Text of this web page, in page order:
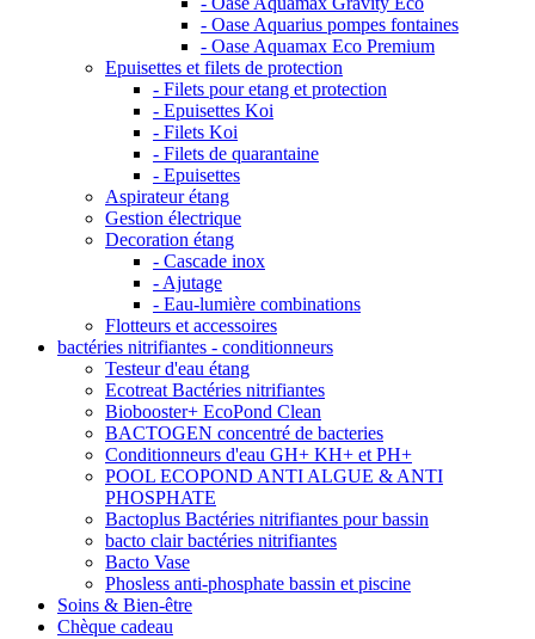
- Oase Aquarius pompes fontaines
- Oase Aquamax Eco Premium
Epuisettes et filets de protection
- Filets pour etang et protection
- Epuisettes Koi
- Filets Koi
- Filets de quarantaine
- Epuisettes
Aspirateur étang
Gestion électrique
Decoration étang
- Cascade inox
- Ajutage
- Eau-lumière combinations
Flotteurs et accessoires
bactéries nitrifiantes - conditionneurs
Testeur d'eau étang
Ecotreat Bactéries nitrifiantes
Biobooster+ EcoPond Clean
BACTOGEN concentré de bacteries
Conditionneurs d'eau GH+ KH+ et PH+
POOL ECOPOND ANTI ALGUE & ANTI
PHOSPHATE
Bactoplus Bactéries nitrifiantes pour bassin
bacto clair bactéries nitrifiantes
Bacto Vase
Phosless anti-phosphate bassin et piscine
Soins & Bien-être
Chèque cadeau